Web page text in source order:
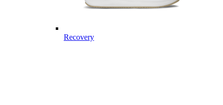
Recovery